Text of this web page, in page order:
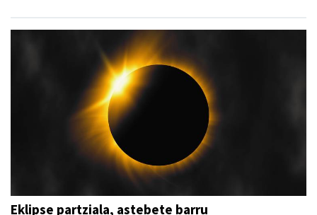
Eklipse partziala, astebete barru